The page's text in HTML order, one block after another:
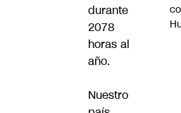
durante
2078
horas al
año.
Nuestro